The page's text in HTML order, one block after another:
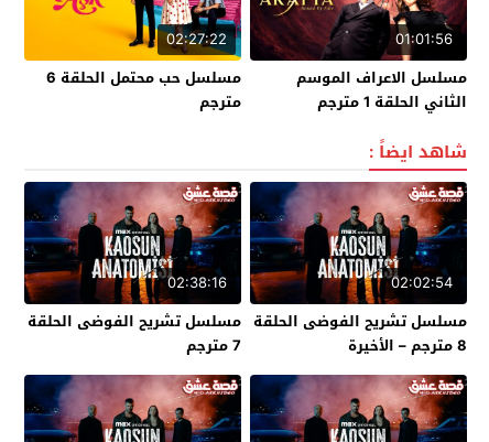
01:01:56
مسلسل الاعراف الموسم
الثاني الحلقة 1 مترجم
02:27:22
مسلسل حب محتمل الحلقة 6
مترجم
شاهد ايضاً :
02:02:54
مسلسل تشريح الفوضى الحلقة
8 مترجم – الأخيرة
02:38:16
مسلسل تشريح الفوضى الحلقة
7 مترجم